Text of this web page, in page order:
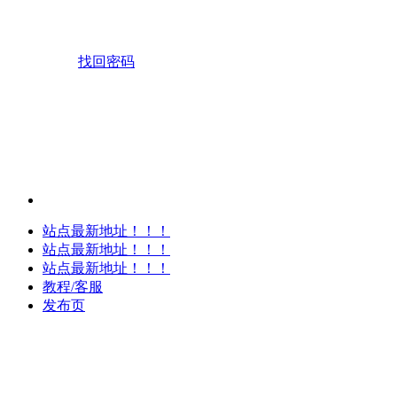
找回密码
站点最新地址！！！
站点最新地址！！！
站点最新地址！！！
教程/客服
发布页